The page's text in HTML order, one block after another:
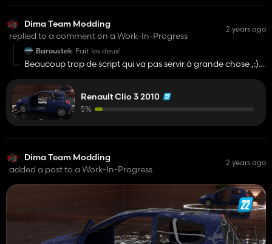
Dima Team Modding
replied to a comment on a Work-In-Progress
2 years ago
Baroustek Fait les deux!
Beaucoup trop de script qui va pas servir à grande chose ,:)
;
Renault Clio 3 2010
5%
Dima Team Modding
added a post to a Work-In-Progress
2 years ago